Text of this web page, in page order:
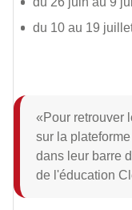
du 10 au 19
Pour retrouver
sur la
dans leur barre
de l'éducation